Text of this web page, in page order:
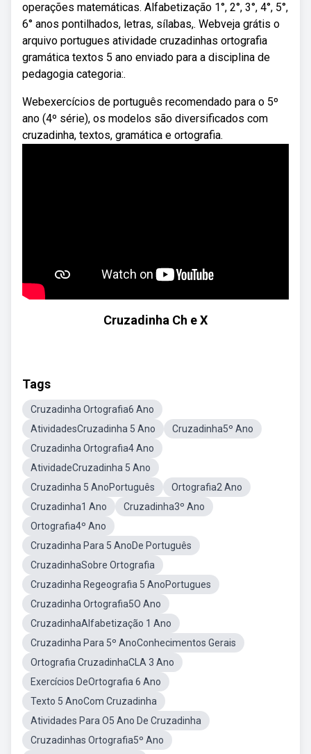
operações matemáticas. Alfabetização 1°, 2°, 3°, 4°, 5°,
6° anos pontilhados, letras, sílabas,. Webveja grátis o
arquivo portugues atividade cruzadinhas ortografia
gramática textos 5 ano enviado para a disciplina de
pedagogia categoria:.
Webexercícios de português recomendado para o 5º
ano (4º série), os modelos são diversificados com
cruzadinha, textos, gramática e ortografia.
Cruzadinha Ch e X
Tags
Cruzadinha Ortografia6 Ano
AtividadesCruzadinha 5 Ano
Cruzadinha5º Ano
Cruzadinha Ortografia4 Ano
AtividadeCruzadinha 5 Ano
Cruzadinha 5 AnoPortuguês
Ortografia2 Ano
Cruzadinha1 Ano
Cruzadinha3º Ano
Ortografia4º Ano
Cruzadinha Para 5 AnoDe Português
CruzadinhaSobre Ortografia
Cruzadinha Regeografia 5 AnoPortugues
Cruzadinha Ortografia5O Ano
CruzadinhaAlfabetização 1 Ano
Cruzadinha Para 5º AnoConhecimentos Gerais
Ortografia CruzadinhaCLA 3 Ano
Exercícios DeOrtografia 6 Ano
Texto 5 AnoCom Cruzadinha
Atividades Para O5 Ano De Cruzadinha
Cruzadinhas Ortografia5º Ano